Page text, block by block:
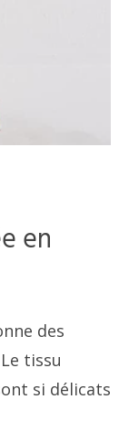
en
des
tissu
si délicats